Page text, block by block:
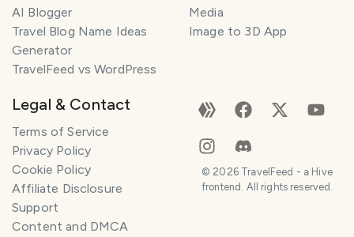
AI Blogger
Travel Blog Name Ideas
Generator
TravelFeed vs WordPress
Media
Image to 3D App
Legal & Contact
Terms of Service
Privacy Policy
Cookie Policy
Affiliate Disclosure
Support
Content and DMCA
© 2026TravelFeed - a Hive
frontend. All rights reserved.